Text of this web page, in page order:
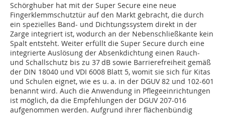
Schörghuber hat mit der Super Secure eine neue
Fingerklemmschutztür auf den Markt gebracht, die durch
ein spezielles Band- und Dichtungssys­tem direkt in der
Zarge integriert ist, wodurch an der Nebenschließkante kein
Spalt entsteht. Weiter erfüllt die Super Secure durch eine
integrierte Auslösung der Absenkdichtung einen Rauch-
und Schallschutz bis zu 37 dB sowie Barrierefreiheit gemäß
der DIN 18040 und VDI 6008 Blatt 5, womit sie sich für Kitas
und Schulen eignet, wie es u. a. in der DGUV 82 und 102-601
benannt wird. Auch die Anwendung in Pflegeeinrichtungen
ist möglich, da die Empfehlungen der DGUV 207-016
aufgenommen werden. Aufgrund ihrer flächenbündig